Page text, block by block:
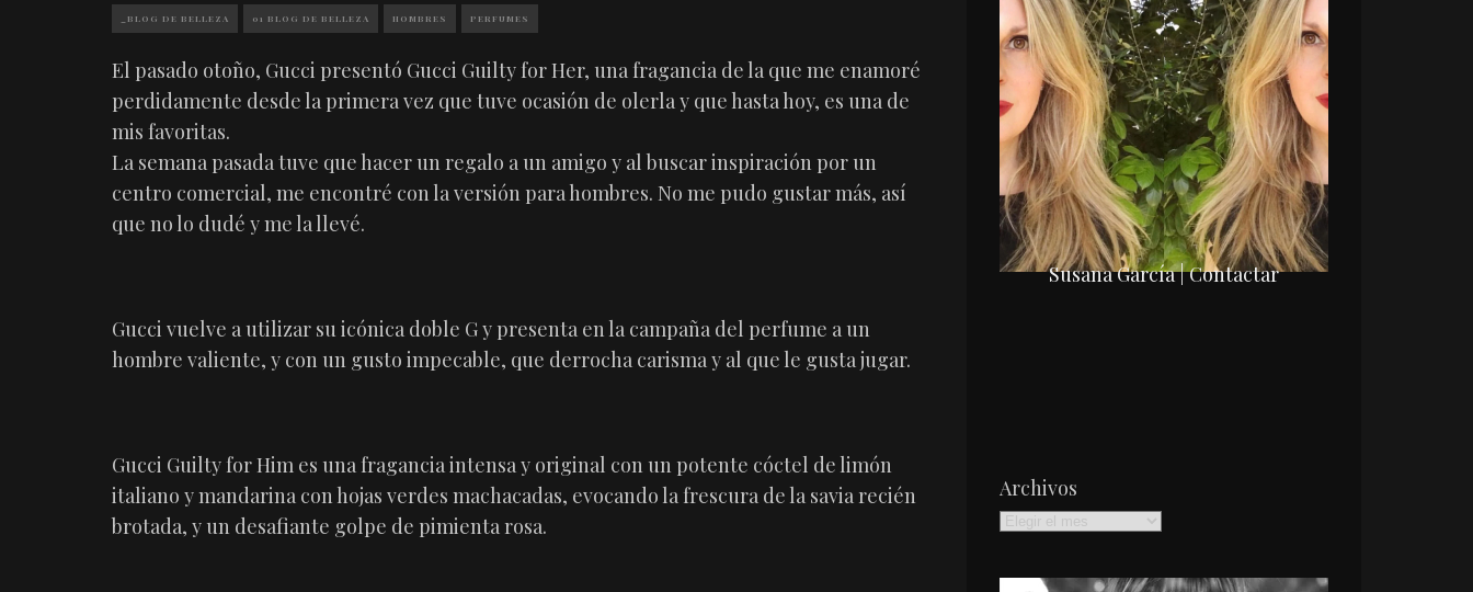
_BLOG DE BELLEZA 01 BLOG DE BELLEZA HOMBRES PERFUMES
El pasado otoño, Gucci presentó Gucci Guilty for Her, una fragancia de la que me enamoré
perdidamente desde la primera vez que tuve ocasión de olerla y que hasta hoy, es una de
mis favoritas.
La semana pasada tuve que hacer un regalo a un amigo y al buscar inspiración por un
centro comercial, me encontré con la versión para hombres. No me pudo gustar más, así
que no lo dudé y me la llevé.
Gucci vuelve a utilizar su icónica doble G y presenta en la campaña del perfume a un
hombre valiente, y con un gusto impecable, que derrocha carisma y al que le gusta jugar.
Gucci Guilty for Him es una fragancia intensa y original con un potente cóctel de limón
italiano y mandarina con hojas verdes machacadas, evocando la frescura de la savia recién
brotada, y un desafiante golpe de pimienta rosa.
Susana García | Contactar
Archivos